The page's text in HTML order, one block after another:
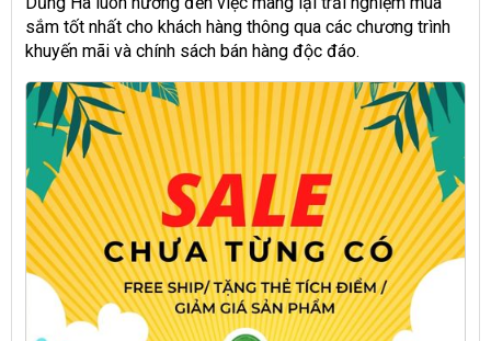
sắm tốt nhất cho khách hàng thông qua các chương trình
khuyến mãi và chính sách bán hàng độc đáo.